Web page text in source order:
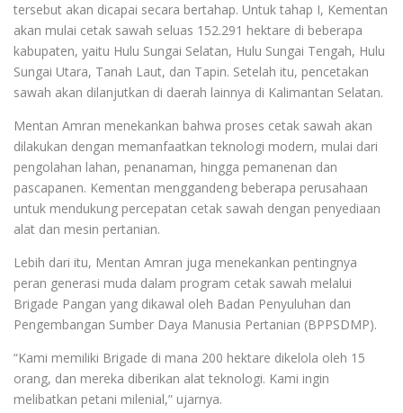
tersebut akan dicapai secara bertahap. Untuk tahap I, Kementan
akan mulai cetak sawah seluas 152.291 hektare di beberapa
kabupaten, yaitu Hulu Sungai Selatan, Hulu Sungai Tengah, Hulu
Sungai Utara, Tanah Laut, dan Tapin. Setelah itu, pencetakan
sawah akan dilanjutkan di daerah lainnya di Kalimantan Selatan.
Mentan Amran menekankan bahwa proses cetak sawah akan
dilakukan dengan memanfaatkan teknologi modern, mulai dari
pengolahan lahan, penanaman, hingga pemanenan dan
pascapanen. Kementan menggandeng beberapa perusahaan
untuk mendukung percepatan cetak sawah dengan penyediaan
alat dan mesin pertanian.
Lebih dari itu, Mentan Amran juga menekankan pentingnya
peran generasi muda dalam program cetak sawah melalui
Brigade Pangan yang dikawal oleh Badan Penyuluhan dan
Pengembangan Sumber Daya Manusia Pertanian (BPPSDMP).
“Kami memiliki Brigade di mana 200 hektare dikelola oleh 15
orang, dan mereka diberikan alat teknologi. Kami ingin
melibatkan petani milenial,” ujarnya.